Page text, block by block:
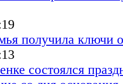
получила ключи
состоялся